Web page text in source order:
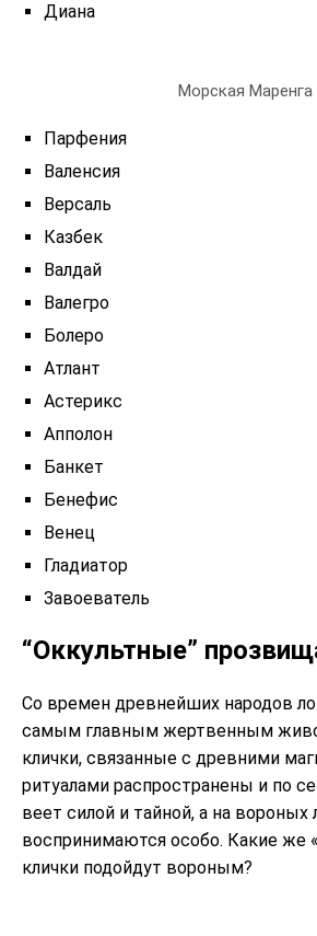
Диана
Морская Маренга
Парфения
Валенсия
Версаль
Казбек
Валдай
Валегро
Болеро
Атлант
Астерикс
Апполон
Банкет
Бенефис
Венец
Гладиатор
Завоеватель
“Оккультные”
Со времен древнейших народов
самым главным жертвенным
клички, связанные с древними
ритуалами распространены и по
веет силой и тайной, а на вороных
воспринимаются особо. Какие же
клички подойдут вороным?